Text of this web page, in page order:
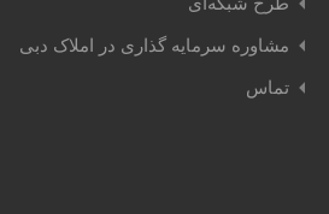
مشاوره سرمایه گذاری در املاک دبی
تماس